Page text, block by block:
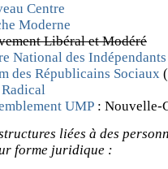
Centre
Moderne
Libéral et Modéré
National des Indépendants
des Républicains Sociaux
UMP : Nouvelle-
liées à des
forme juridique :